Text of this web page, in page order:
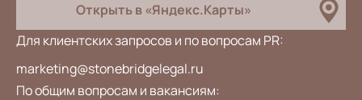
Открыть в «Яндекс.Карты»
Для клиентских запросов и по вопросам PR:
marketing@stonebridgelegal.ru
По общим вопросам и вакансиям: